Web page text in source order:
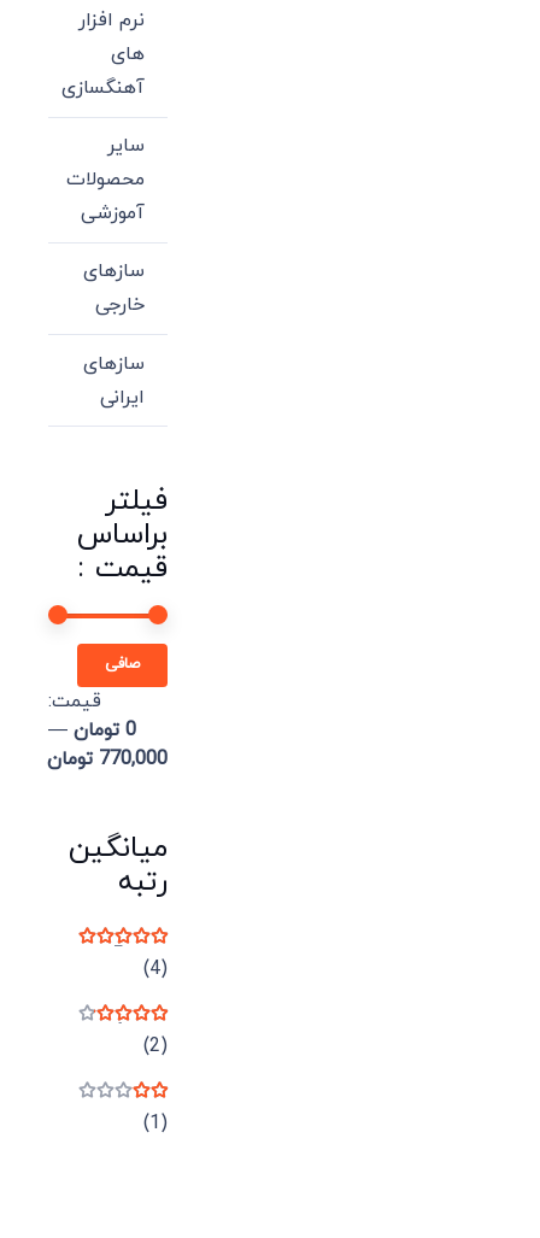
نرم افزار
های
آهنگسازی
سایر
محصولات
آموزشی
سازهای
خارجی
سازهای
ایرانی
فیلتر
براساس
قیمت :
صافی
قيمت:
0 تومان
—
770,000 تومان
میانگین
رتبه
نمره(4)
نمره(2)
نمره(1)